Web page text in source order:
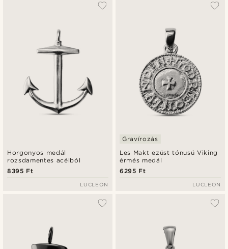
Legalacsonyabb ár
Legmagasabb ár
Horgonyos medál
rozsdamentes acélból
8395 Ft
LUCLEON
Les Makt ezüst tónusú Viking
érmés medál
Gravírozás
6295 Ft
LUCLEON